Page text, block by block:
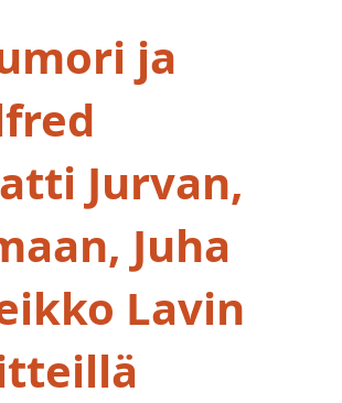
ja
Jurvan,
Juha
Lavin